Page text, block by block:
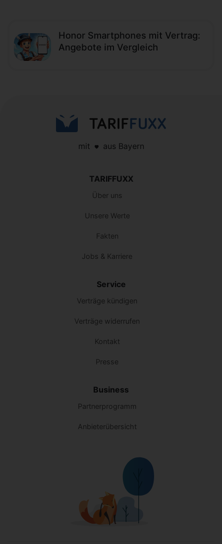
Honor Smartphones mit Vertrag:
Angebote im Vergleich
mit aus Bayern
TARIFFUXX
Über uns
Unsere Werte
Fakten
Jobs & Karriere
Service
Verträge kündigen
Verträge widerrufen
Kontakt
Presse
Business
Partnerprogramm
Anbieterübersicht